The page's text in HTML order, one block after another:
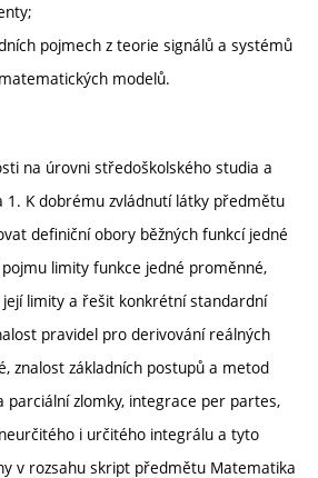
pojmech z teorie signálů a systémů
modelů.
na úrovni středoškolského studia a
K dobrému zvládnutí látky předmětu
definiční obory běžných funkcí jedné
limity funkce jedné proměnné,
limity a řešit konkrétní standardní
pravidel pro derivování reálných
znalost základních postupů a metod
parciální zlomky, integrace per partes,
i určitého integrálu a tyto
v rozsahu skript předmětu Matematika